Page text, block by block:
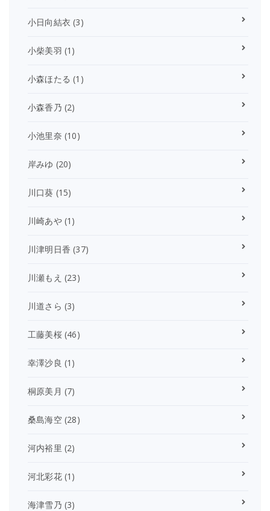
小日向結衣 (3)
小柴美羽 (1)
小森ほたる (1)
小森香乃 (2)
小池里奈 (10)
岸みゆ (20)
川口葵 (15)
川崎あや(1)
川津明日香 (37)
川瀬もえ (23)
川道さら (3)
工藤美桜(46)
幸澤沙良 (1)
桐原美月 (7)
桑島海空(28)
河内裕里 (2)
河北彩花(1)
海津雪乃 (3)